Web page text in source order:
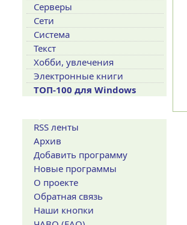
Серверы
Сети
Система
Текст
Хобби, увлечения
Электронные книги
ТОП-100 для Windows
RSS ленты
Архив
Добавить программу
Новые программы
О проекте
Обратная связь
Наши кнопки